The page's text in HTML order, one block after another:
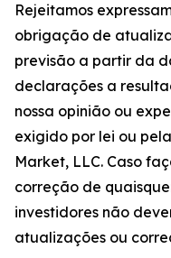
Rejeitamos
obrigação de
previsão a partir da
declarações a
nossa opinião ou
exigido por lei ou
Market, LLC. Caso
correção de
investidores não
atualizações ou